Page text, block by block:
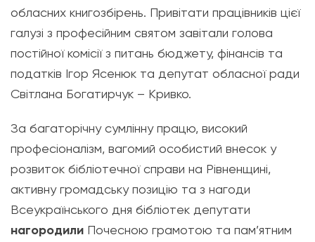
обласних книгозбірень. Привітати працівників цієї
галузі з професійним святом завітали голова
постійної комісії з питань бюджету, фінансів та
податків Ігор Ясенюк та депутат обласної ради
Світлана Богатирчук – Кривко.
За багаторічну сумлінну працю, високий
професіоналізм, вагомий особистий внесок у
розвиток бібліотечної справи на Рівненщині,
активну громадську позицію та з нагоди
Всеукраїнського дня бібліотек депутати
нагородили Почесною грамотою та пам’ятним